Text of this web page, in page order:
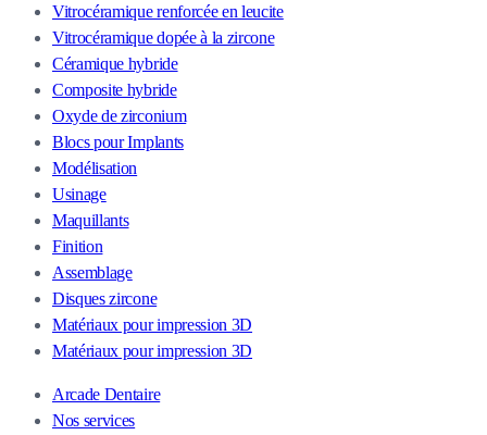
Vitrocéramique renforcée en leucite
Vitrocéramique dopée à la zircone
Céramique hybride
Composite hybride
Oxyde de zirconium
Blocs pour Implants
Modélisation
Usinage
Maquillants
Finition
Assemblage
Disques zircone
Matériaux pour impression 3D
Matériaux pour impression 3D
Arcade Dentaire
Nos services